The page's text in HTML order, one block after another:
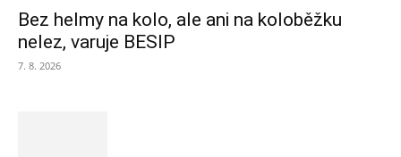
Bez helmy na kolo, ale ani na koloběžku
nelez, varuje BESIP
7. 8. 2026